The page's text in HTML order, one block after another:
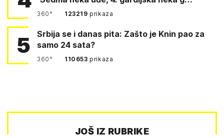
360° 123219prikaza
5
Srbija se i danas pita: Zašto je Knin pao za
samo 24 sata?
360° 110653prikaza
JOŠ IZ RUBRIKE